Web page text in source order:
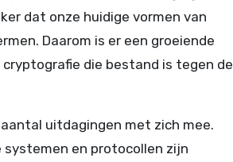
dat onze huidige vormen van
Daarom is er een groeiende
die bestand is tegen de
uitdagingen met zich mee.
systemen en protocollen zijn